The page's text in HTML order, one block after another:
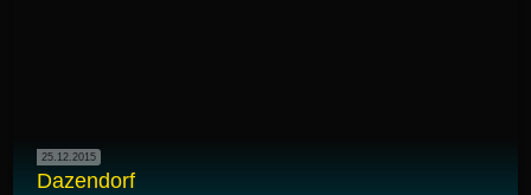
25.12.2015
Dazendorf